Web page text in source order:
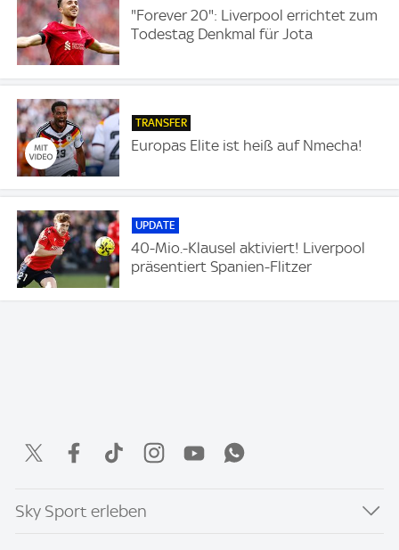
"Forever 20": Liverpool errichtet zum
Todestag Denkmal für Jota
TRANSFER
Europas Elite ist heiß auf Nmecha!
UPDATE
40-Mio.-Klausel aktiviert! Liverpool
präsentiert Spanien-Flitzer
Sky Sport erleben